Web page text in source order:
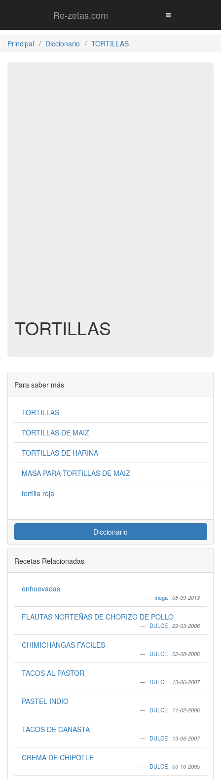
Re-zetas.com
Principal Diccionario TORTILLAS
TORTILLAS
Para saber más
TORTILLAS
TORTILLAS DE MAIZ
TORTILLAS DE HARINA
MASA PARA TORTILLAS DE MAIZ
tortilla roja
Diccionario
Recetas Relacionadas
enhuevadas
moga 08-09-2013
FLAUTAS NORTEÑAS DE CHORIZO DE POLLO
DULCE 29-03-2006
CHIMICHANGAS FACILES
DULCE 02-08-2006
TACOS AL PASTOR
DULCE 13-06-2007
PASTEL INDIO
DULCE 11-02-2006
TACOS DE CANASTA
DULCE 13-06-2007
CREMA DE CHIPOTLE
DULCE 05-10-2005